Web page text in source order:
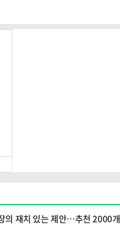
의 재치 있는 제안…추천 2000개